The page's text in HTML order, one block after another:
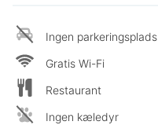
Ingen parkeringsplads
Gratis Wi-Fi
Restaurant
Ingen kæledyr